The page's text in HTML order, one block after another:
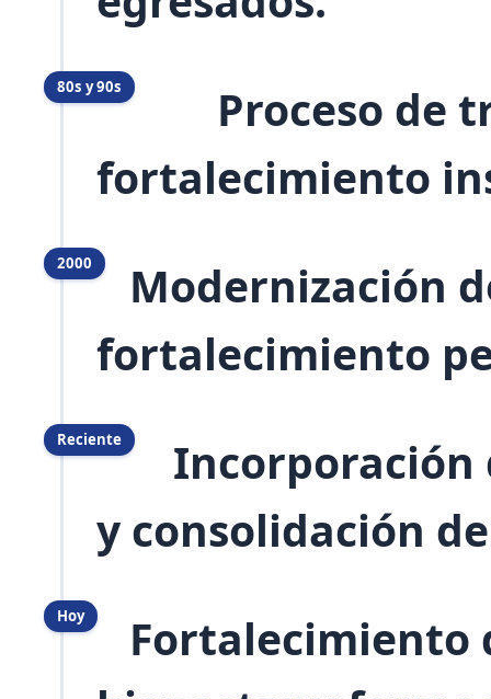
80s y 90sProceso de
fortalecimiento
2000 Modernización
fortalecimiento
RecienteIncorporación
y consolidación
Hoy
Fortalecimiento